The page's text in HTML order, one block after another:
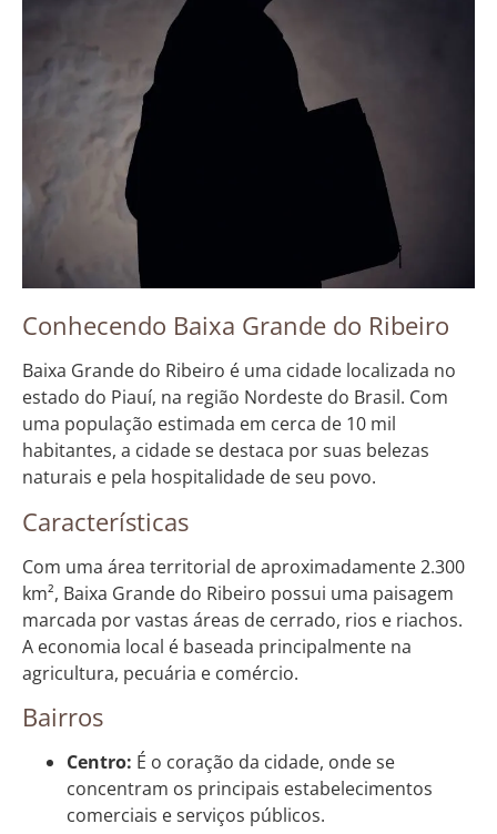
Conhecendo Baixa Grande do Ribeiro
Baixa Grande do Ribeiro é uma cidade localizada no
estado do Piauí, na região Nordeste do Brasil. Com
uma população estimada em cerca de 10 mil
habitantes, a cidade se destaca por suas belezas
naturais e pela hospitalidade de seu povo.
Características
Com uma área territorial de aproximadamente 2.300
km², Baixa Grande do Ribeiro possui uma paisagem
marcada por vastas áreas de cerrado, rios e riachos.
A economia local é baseada principalmente na
agricultura, pecuária e comércio.
Bairros
Centro: É o coração da cidade, onde se
concentram os principais estabelecimentos
comerciais e serviços públicos.